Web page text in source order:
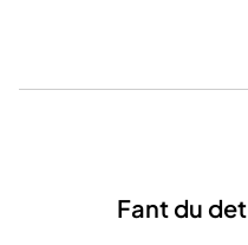
Fant du